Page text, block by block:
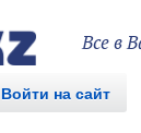
Все в
Войти на сайт